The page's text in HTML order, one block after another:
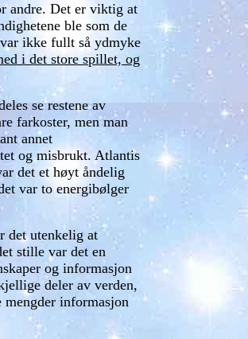
andre. Det er viktig at
ble som de
ikke fullt så ydmyke
i det store spillet, og
se restene av
farkoster, men man
annet
og misbrukt. Atlantis
det et høyt åndelig
var to energibølger
det utenkelig at
stille var det en
og informasjon
deler av verden,
informasjon